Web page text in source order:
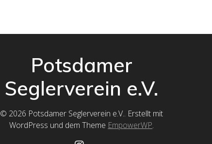
Potsdamer
Seglerverein e.V.
© 2026 Potsdamer Seglerverein e.V.. Erstellt mit
WordPress und dem Theme EmpowerWP.